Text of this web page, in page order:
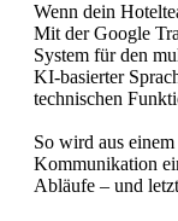
Wenn dein
Mit der Google
System für den
KI-basierter
technischen
So wird aus
Kommunikation
Abläufe – und